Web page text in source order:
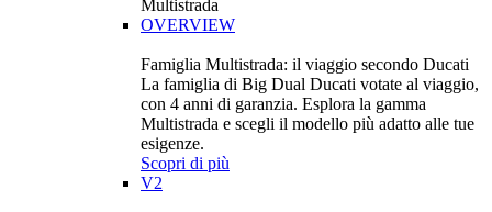
Multistrada
OVERVIEW
Famiglia Multistrada: il viaggio secondo Ducati
La famiglia di Big Dual Ducati votate al viaggio,
con 4 anni di garanzia. Esplora la gamma
Multistrada e scegli il modello più adatto alle tue
esigenze.
Scopri di più
V2